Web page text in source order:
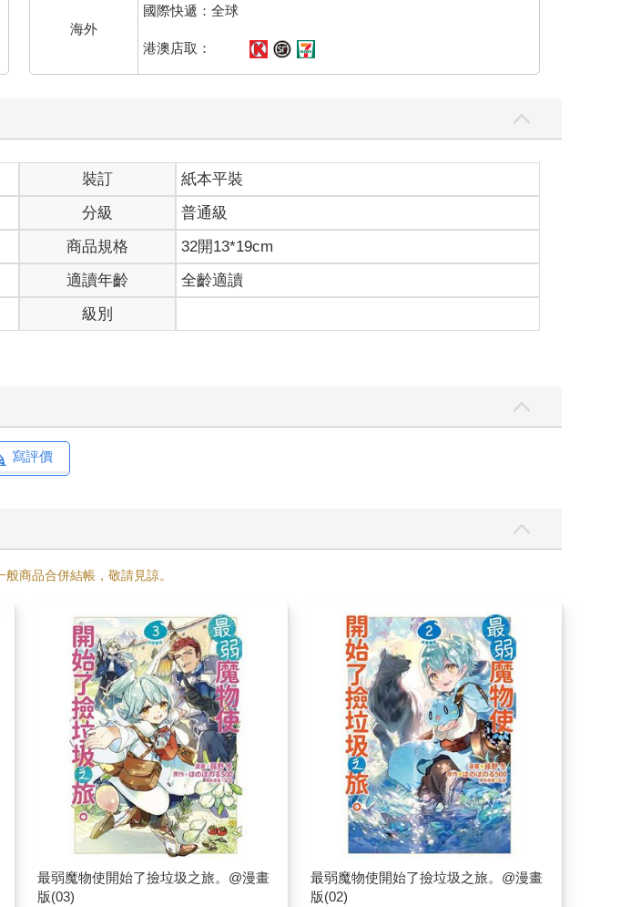
海外
國際快遞：全球
港澳店取：
裝訂
紙本平裝
分級
普通級
商品規格
32開13*19cm
適讀年齡
全齡適讀
級別
寫評價
商品合併結帳，敬請見諒。
最弱魔物使開始了撿垃圾之旅。@漫畫
版(03)
最弱魔物使開始了撿垃圾之旅。@漫畫
版(02)